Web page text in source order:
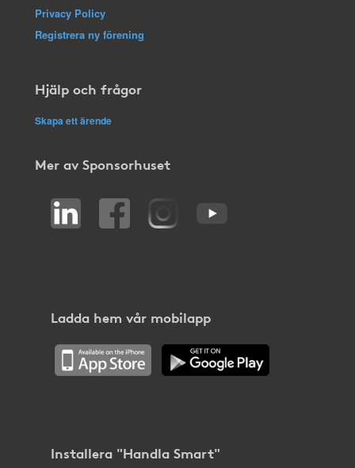
Privacy Policy
Registrera ny förening
Hjälp och frågor
Skapa ett ärende
Mer av Sponsorhuset
Ladda hem vår mobilapp
Installera "Handla Smart"